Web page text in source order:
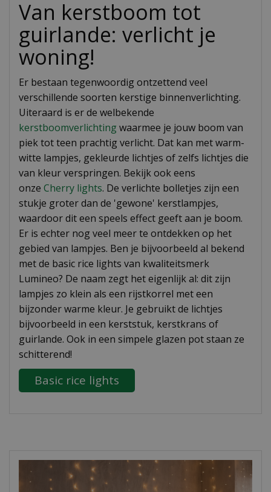
Van kerstboom tot
guirlande: verlicht je
woning!
Er bestaan tegenwoordig ontzettend veel
verschillende soorten kerstige binnenverlichting.
Uiteraard is er de welbekende
kerstboomverlichtingwaarmee je jouw boom van
piek tot teen prachtig verlicht. Dat kan met warm-
witte lampjes, gekleurde lichtjes of zelfs lichtjes die
van kleur verspringen. Bekijk ook eens
onze Cherry lights. De verlichte bolletjes zijn een
stukje groter dan de 'gewone' kerstlampjes,
waardoor dit een speels effect geeft aan je boom.
Er is echter nog veel meer te ontdekken op het
gebied van lampjes. Ben je bijvoorbeeld al bekend
met de basic rice lights van kwaliteitsmerk
Lumineo? De naam zegt het eigenlijk al: dit zijn
lampjes zo klein als een rijstkorrel met een
bijzonder warme kleur. Je gebruikt de lichtjes
bijvoorbeeld in een kerststuk, kerstkrans of
guirlande. Ook in een simpele glazen pot staan ze
schitterend!
Basic rice lights